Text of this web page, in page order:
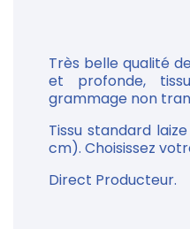
Très belle qualité
et profonde,
grammage non
Tissu standard
cm). Choisissez
Direct Producteur.